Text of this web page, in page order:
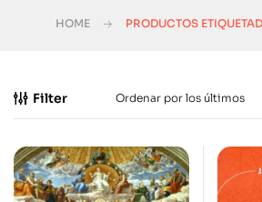
HOME PRODUCTOS
Filter